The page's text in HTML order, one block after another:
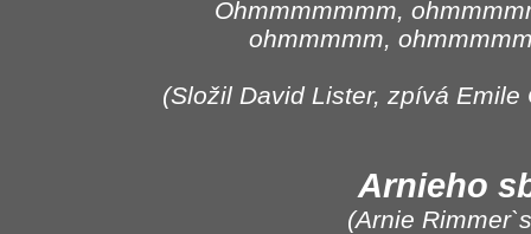
Ohmmmmmmm,
ohmmmmm,
(Složil David Lister, zpívá
Arnieho
(Arnie